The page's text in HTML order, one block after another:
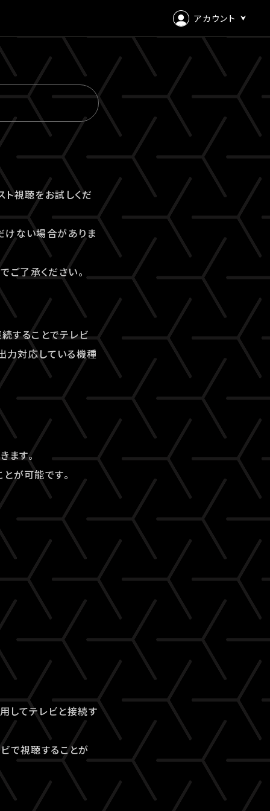
アカウント
ログイン
会員登録
ト視聴をお試しくだ
けない場合がありま
了承ください。
することでテレビ
力対応している機種
ます。
が可能です。
してテレビと接続す
で視聴することが